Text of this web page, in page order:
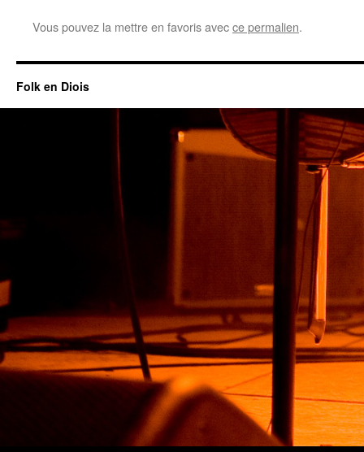
Vous pouvez la mettre en favoris avecce permalien.
Folk en Diois